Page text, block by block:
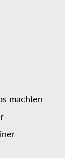
machten